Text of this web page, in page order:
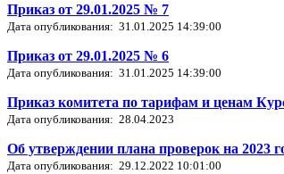
Приказ от 29.01.2025 № 7
Дата опубликования: 31.01.2025 14:39:00
Приказ от 29.01.2025 № 6
Дата опубликования: 31.01.2025 14:39:00
Приказ комитета по тарифам и ценам
Дата опубликования: 28.04.2023
Об утверждении плана проверок на 2023
Дата опубликования: 29.12.2022 10:01:00